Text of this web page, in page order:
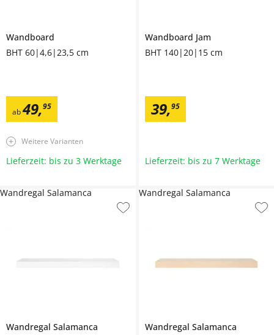
Wandboard
BHT 60|4,6|23,5 cm
ab49,95
Weitere Varianten
Lieferzeit: bis zu 3 Werktage
Wandboard Jam
BHT 140|20|15 cm
39,95
Lieferzeit: bis zu 7 Werktage
Wandregal Salamanca
Wandregal Salamanca
Wandregal Salamanca
Wandregal Salamanca